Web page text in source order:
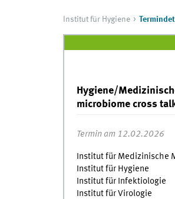
Institut für Hygiene
Hygiene/
microbiome cross
Termin am 12.02.2026
Institut für Medizinische
Institut für Hygiene
Institut für Infektiologie
Institut für Virologie